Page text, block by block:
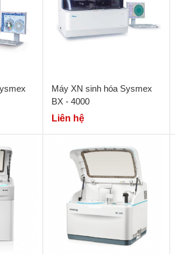
Máy XN sinh hóa Sysmex
BX - 4000
Liên hệ